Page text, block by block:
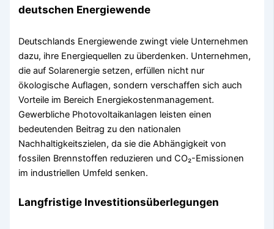
deutschen Energiewende
Deutschlands Energiewende zwingt viele Unternehmen
dazu, ihre Energiequellen zu überdenken. Unternehmen,
die auf Solarenergie setzen, erfüllen nicht nur
ökologische Auflagen, sondern verschaffen sich auch
Vorteile im Bereich Energiekostenmanagement.
Gewerbliche Photovoltaikanlagen leisten einen
bedeutenden Beitrag zu den nationalen
Nachhaltigkeitszielen, da sie die Abhängigkeit von
fossilen Brennstoffen reduzieren und CO₂-Emissionen
im industriellen Umfeld senken.
Langfristige Investitionsüberlegungen